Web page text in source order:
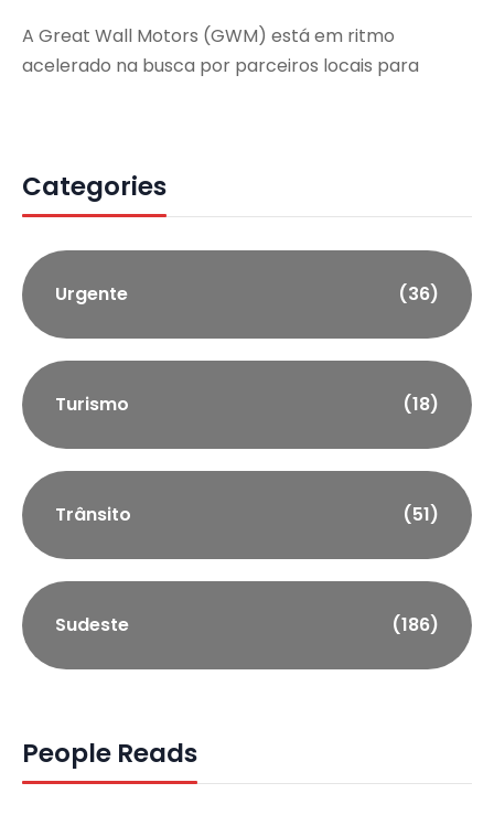
A Great Wall Motors (GWM) está em ritmo
acelerado na busca por parceiros locais para
Categories
Urgente (36)
Turismo (18)
Trânsito (51)
Sudeste (186)
People Reads